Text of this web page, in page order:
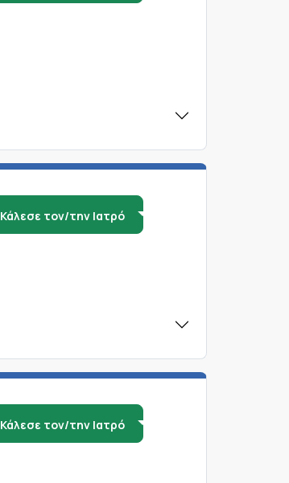
Κάλεσε τον/την Ιατρό
Κάλεσε τον/την Ιατρό